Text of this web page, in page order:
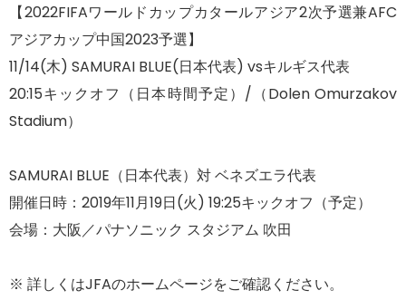
【2022FIFAワールドカップカタールアジア2次予選兼AFC
アジアカップ中国2023予選】
11/14(木) SAMURAI BLUE(日本代表) vsキルギス代表
20:15キックオフ（日本時間予定）/（Dolen Omurzakov
Stadium）
SAMURAI BLUE（日本代表）対 ベネズエラ代表
開催日時：2019年11月19日(火) 19:25キックオフ（予定）
会場：大阪／パナソニック スタジアム 吹田
※ 詳しくはJFAのホームページをご確認ください。